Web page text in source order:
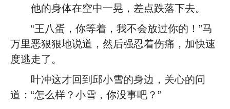
他的身体在空中一晃，差点跌落下去。
“王八蛋，你等着，我不会放过你的！”马
万里恶狠狠地说道，然后强忍着伤痛，加快速
度逃走了。
叶冲这才回到邱小雪的身边，关心的问
道：“怎么样？小雪，你没事吧？”